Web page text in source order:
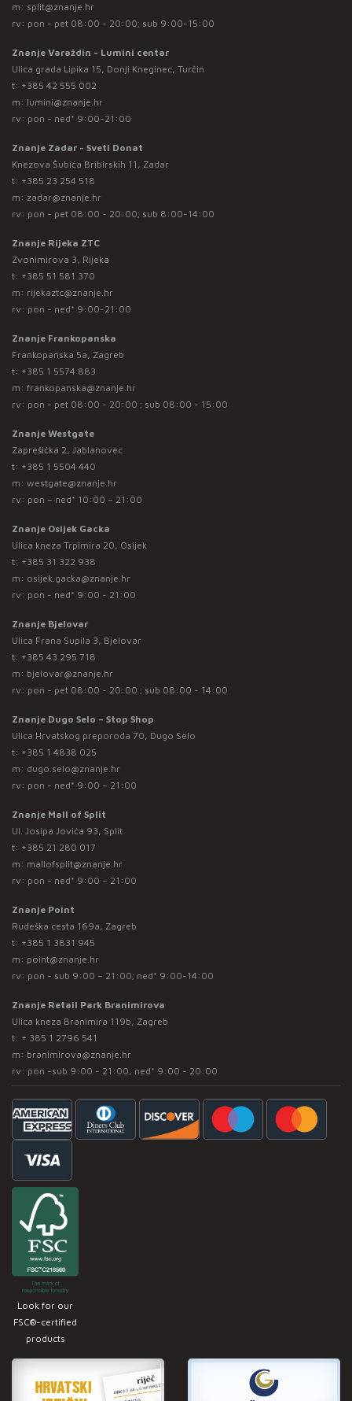
m: split@znanje.hr
rv: pon - pet 08:00 - 20:00; sub 9:00-15:00
Znanje Varaždin - Lumini centar
Ulica grada Lipika 15, Donji Kneginec, Turčin
t: +385 42 555 002
m: lumini@znanje.hr
rv: pon - ned* 9:00-21:00
Znanje Zadar - Sveti Donat
Knezova Šubića Bribirskih 11, Zadar
t: +385 23 254 518
m: zadar@znanje.hr
rv: pon - pet 08:00 - 20:00; sub 8:00-14:00
Znanje Rijeka ZTC
Zvonimirova 3, Rijeka
t: +385 51 581 370
m: rijekaztc@znanje.hr
rv: pon - ned* 9:00-21:00
Znanje Frankopanska
Frankopanska 5a, Zagreb
t: +385 1 5574 883
m: frankopanska@znanje.hr
rv: pon - pet 08:00 - 20:00 ; sub 08:00 - 15:00
Znanje Westgate
Zaprešićka 2, Jablanovec
t: +385 1 5504 440
m: westgate@znanje.hr
rv: pon – ned* 10:00 – 21:00
Znanje Osijek Gacka
Ulica kneza Trpimira 20, Osijek
t: +385 31 322 938
m: osijek.gacka@znanje.hr
rv: pon - ned* 9:00 - 21:00
Znanje Bjelovar
Ulica Frana Supila 3, Bjelovar
t: +385 43 295 718
m: bjelovar@znanje.hr
rv: pon - pet 08:00 - 20:00 ; sub 08:00 - 14:00
Znanje Dugo Selo – Stop Shop
Ulica Hrvatskog preporoda 70, Dugo Selo
t: +385 1 4838 025
m: dugo.selo@znanje.hr
rv: pon - ned* 9:00 – 21:00
Znanje Mall of Split
Ul. Josipa Jovića 93, Split
t: +385 21 280 017
m: mallofsplit@znanje.hr
rv: pon - ned* 9:00 – 21:00
Znanje Point
Rudeška cesta 169a, Zagreb
t: +385 1 3831 945
m: point@znanje.hr
rv: pon - sub 9:00 – 21:00; ned* 9:00-14:00
Znanje Retail Park Branimirova
Ulica kneza Branimira 119b, Zagreb
t: + 385 1 2796 541
m: branimirova@znanje.hr
rv: pon -sub 9:00 - 21:00, ned* 9:00 - 20:00
Look for our
FSC®-certified
products